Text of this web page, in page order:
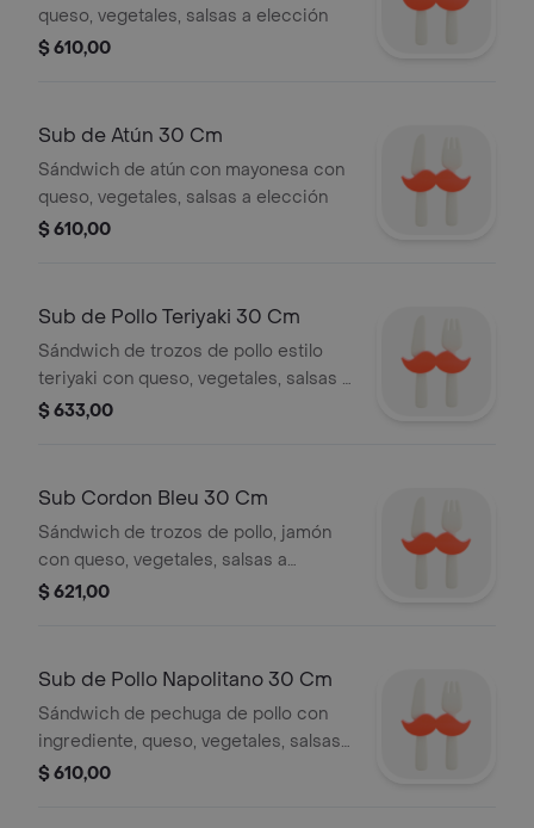
queso, vegetales, salsas a elección
$ 610,00
Sub de Atún 30 Cm
Sándwich de atún con mayonesa con
queso, vegetales, salsas a elección
$ 610,00
Sub de Pollo Teriyaki 30 Cm
Sándwich de trozos de pollo estilo
teriyaki con queso, vegetales, salsas a
elección
$ 633,00
Sub Cordon Bleu 30 Cm
Sándwich de trozos de pollo, jamón
con queso, vegetales, salsas a
elección
$ 621,00
Sub de Pollo Napolitano 30 Cm
Sándwich de pechuga de pollo con
ingrediente, queso, vegetales, salsas
a elección
$ 610,00